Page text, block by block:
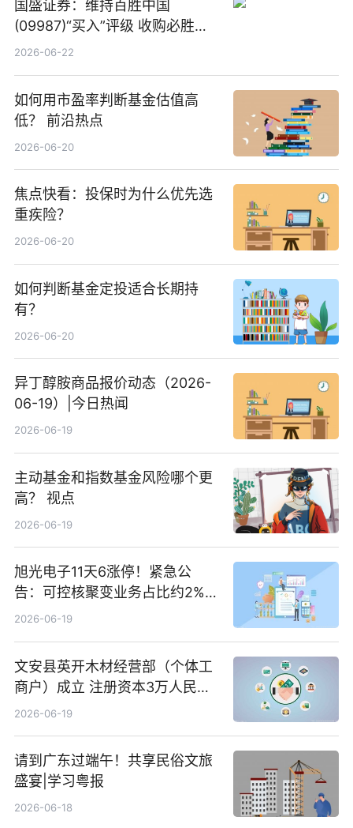
国盛证券：维持百胜中国
(09987)“买入”评级 收购必胜客
中国增厚利润加速成长 信息
2026-06-22
如何用市盈率判断基金估值高
低？ 前沿热点
2026-06-20
焦点快看：投保时为什么优先选
重疾险？
2026-06-20
如何判断基金定投适合长期持
有？
2026-06-20
异丁醇胺商品报价动态（2026-
06-19）|今日热闻
2026-06-19
主动基金和指数基金风险哪个更
高？ 视点
2026-06-19
旭光电子11天6涨停！紧急公
告：可控核聚变业务占比约2%！
前沿热点
2026-06-19
文安县英开木材经营部（个体工
商户）成立 注册资本3万人民币
新要闻
2026-06-19
请到广东过端午！共享民俗文旅
盛宴|学习粤报
2026-06-18